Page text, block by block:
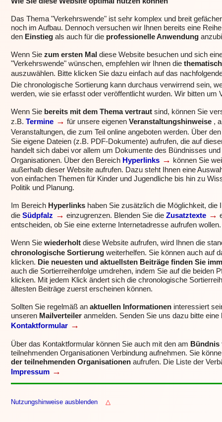
Das Thema "Verkehrswende" ist sehr komplex und breit
noch im Aufbau. Dennoch versuchen wir Ihnen bereits eine
den Einstieg als auch für die professionelle Anwendung
Wenn Sie zum ersten Mal diese Website besuchen und sich
"Verkehrswende" wünschen, empfehlen wir Ihnen die
auszuwählen. Bitte klicken Sie dazu einfach auf das
Die chronologische Sortierung kann durchaus verwirrend sein,
werden, wie sie erfasst oder veröffentlicht wurden. Wir bitten um
Wenn Sie bereits mit dem Thema vertraut sind, können Sie
z.B. Termine → für unsere eigenen Veranstaltungshinweise ,
Veranstaltungen, die zum Teil online angeboten werden. Über
Sie eigene Dateien (z.B. PDF-Dokumente) aufrufen, die auf
handelt sich dabei vor allem um Dokumente des Bündnisses
Organisationen. Über den Bereich Hyperlinks → können Sie
außerhalb dieser Website aufrufen. Dazu steht Ihnen eine
von einfachen Themen für Kinder und Jugendliche bis hin zu
Politik und Planung.
Im Bereich Hyperlinks haben Sie zusätzlich die Möglichkeit, die
die Südpfalz → einzugrenzen. Blenden Sie die Zusatztexte →
entscheiden, ob Sie eine externe Internetadresse aufrufen wollen.
Wenn Sie wiederholt diese Website aufrufen, wird Ihnen die
chronologische Sortierung weiterhelfen. Sie können auch auf
klicken. Die neuesten und aktuellsten Beiträge finden Sie
auch die Sortierreihenfolge umdrehen, indem Sie auf die beiden
klicken. Mit jedem Klick ändert sich die chronologische
ältesten Beiträge zuerst erscheinen können.
Sollten Sie regelmäß an aktuellen Informationen interessiert
unseren Mailverteiler anmelden. Senden Sie uns dazu bitte
Kontaktformular →
Über das Kontaktformular können Sie auch mit den am Bündnis
teilnehmenden Organisationen Verbindung aufnehmen. Sie
der teilnehmenden Organisationen aufrufen. Die Liste der
Impressum →
Nutzungshinweise ausblenden △